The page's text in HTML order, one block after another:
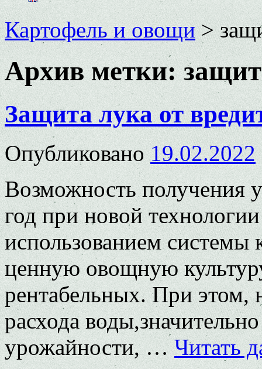
Картофель и овощи>
Архив метки:
Защита лука от
Опубликовано 19.02.2022
Возможность получения
год при новой
использованием системы
ценную овощную
рентабельных. При этом,
расхода
урожайности, …Читать